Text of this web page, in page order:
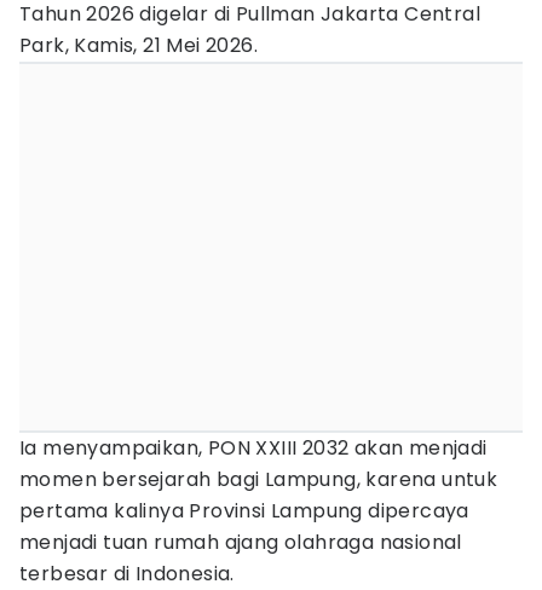
Tahun 2026 digelar di Pullman Jakarta Central
Park, Kamis, 21 Mei 2026.
Ia menyampaikan, PON XXIII 2032 akan menjadi
momen bersejarah bagi Lampung, karena untuk
pertama kalinya Provinsi Lampung dipercaya
menjadi tuan rumah ajang olahraga nasional
terbesar di Indonesia.